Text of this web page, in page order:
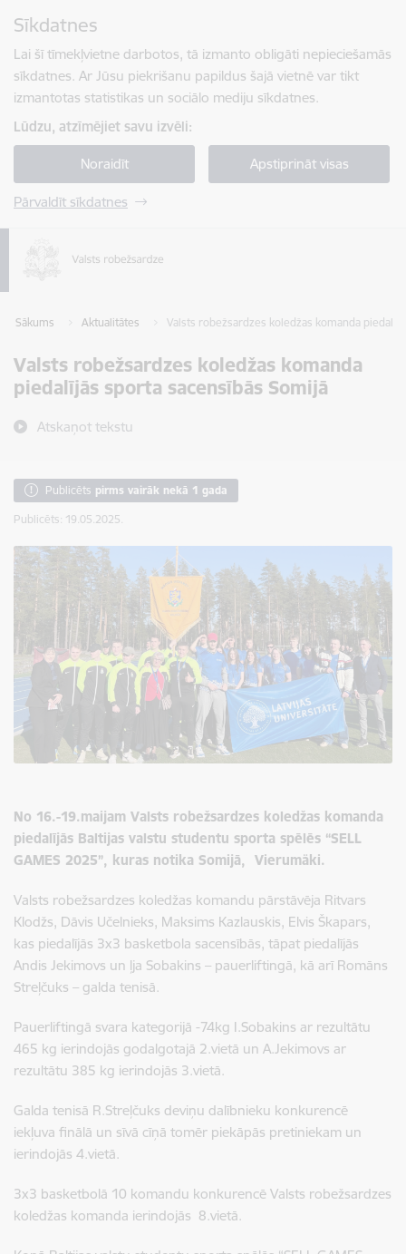
Sīkdatnes
Lai šī tīmekļvietne darbotos, tā izmanto obligāti nepieciešamās
sīkdatnes. Ar Jūsu piekrišanu papildus šajā vietnē var tikt
izmantotas statistikas un sociālo mediju sīkdatnes.
Lūdzu, atzīmējiet savu izvēli:
Noraidīt Apstiprināt visas
Pārvaldīt sīkdatnes
Sākums Aktualitātes Valsts robežsardzes koledžas komanda
Valsts robežsardzes koledžas komanda
piedalījās sporta sacensībās Somijā
Atskaņot tekstu
Publicēts pirms vairāk nekā 1 gada
Publicēts: 19.05.2025.
No 16.-19.maijam Valsts robežsardzes koledžas komanda
piedalījās Baltijas valstu studentu sporta spēlēs “SELL
GAMES 2025”, kuras notika Somijā, Vierumäki.
Valsts robežsardzes koledžas komandu pārstāvēja Ritvars
Klodžs, Dāvis Učelnieks, Maksims Kazlauskis, Elvis Škapars,
kas piedalījās 3x3 basketbola sacensībās, tāpat piedalījās
Andis Jekimovs un ļja Sobakins – pauerliftingā, kā arī Romāns
Streļčuks – galda tenisā.
Pauerliftingā svara kategorijā -74kg I.Sobakins ar rezultātu
465 kg ierindojās godalgotajā 2.vietā un A.Jekimovs ar
rezultātu 385 kg ierindojās 3.vietā.
Galda tenisā R.Streļčuks deviņu dalībnieku konkurencē
iekļuva finālā un sīvā cīņā tomēr piekāpās pretiniekam un
ierindojās 4.vietā.
3x3 basketbolā 10 komandu konkurencē Valsts robežsardzes
koledžas komanda ierindojās 8.vietā.